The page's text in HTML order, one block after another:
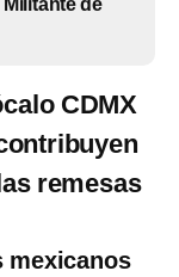
de
CDMX
remesas
mexicanos